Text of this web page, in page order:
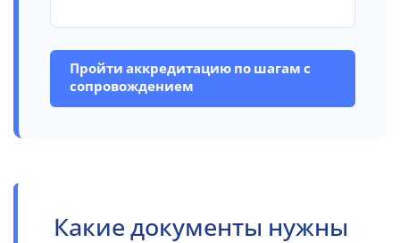
Пройти аккредитацию по шагам с
сопровождением
Какие документы нужны